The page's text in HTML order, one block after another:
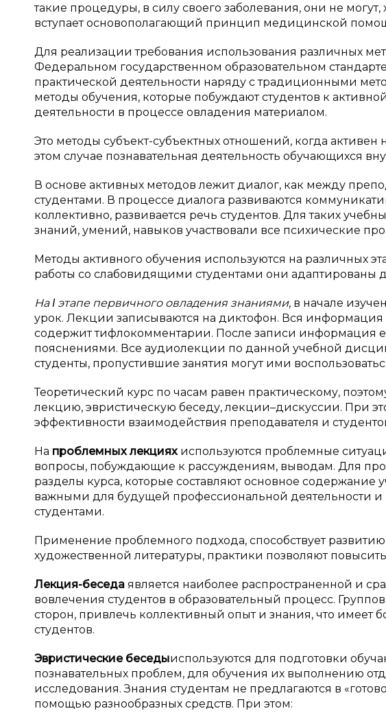
такие процедуры, в силу своего заболевания, они не
вступает основополагающий принцип медицинской
Для реализации требования использования различных
Федеральном государственном образовательном
практической деятельности наряду с традиционными
методы обучения, которые побуждают студентов к
деятельности в процессе овладения материалом.
Это методы субъект-субъектных отношений, когда активен
этом случае познавательная деятельность обучающихся
В основе активных методов лежит диалог, как между
студентами. В процессе диалога развиваются
коллективно, развивается речь студентов. Для таких
знаний, умений, навыков участвовали все психические
Методы активного обучения используются на различных
работы со слабовидящими студентами они адаптированы
На Ι этапе первичного овладения знаниями, в начале
урок. Лекции записываются на диктофон. Вся информация
содержит тифлокомментарии. После записи информация
пояснениями. Все аудиолекции по данной учебной
студенты, пропустившие занятия могут ими
Теоретический курс по часам равен практическому,
лекцию, эвристическую беседу, лекции–дискуссии. При
эффективности взаимодействия преподавателя и
На проблемных лекцияхиспользуются проблемные
вопросы, побуждающие к рассуждениям, выводам. Для
разделы курса, которые составляют основное
важными для будущей профессиональной деятельности
студентами.
Применение проблемного подхода, способствует
художественной литературы, практики позволяют
Лекция-беседа является наиболее распространенной и
вовлечения студентов в образовательный процесс.
сторон, привлечь коллективный опыт и знания, что
студентов.
Эвристические беседыиспользуются для подготовки
познавательных проблем, для обучения их выполнению
исследования. Знания студентам не предлагаются в
помощью разнообразных средств. При этом: